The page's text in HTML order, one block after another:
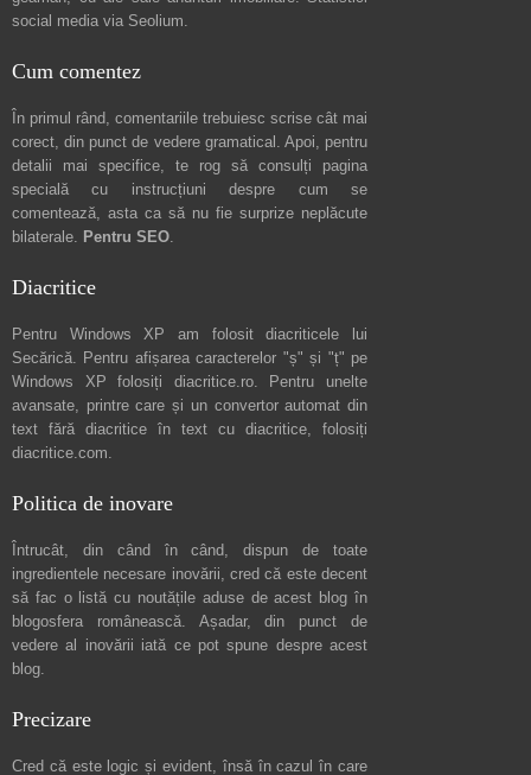
social media via Seolium.
Cum comentez
În primul rând, comentariile trebuiesc scrise cât mai
corect, din punct de vedere gramatical. Apoi, pentru
detalii mai specifice, te rog să consulți pagina
specială cu instrucțiuni despre cum se
comentează, asta ca să nu fie surprize neplăcute
bilaterale. Pentru SEO.
Diacritice
Pentru Windows XP am folosit diacriticele lui
Secărică. Pentru afișarea caracterelor "ș" și "ț" pe
Windows XP folosiți diacritice.ro. Pentru unelte
avansate, printre care și un convertor automat din
text fără diacritice în text cu diacritice, folosiți
diacritice.com.
Politica de inovare
Întrucât, din când în când, dispun de toate
ingredientele necesare inovării, cred că este decent
să fac o listă cu noutățile aduse de acest blog în
blogosfera românească. Așadar, din punct de
vedere al inovării iată ce pot spune despre acest
blog.
Precizare
Cred că este logic și evident, însă în cazul în care